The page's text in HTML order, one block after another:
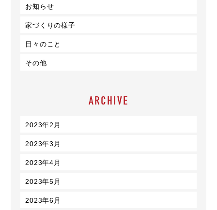
お知らせ
家づくりの様子
日々のこと
その他
ARCHIVE
2023年2月
2023年3月
2023年4月
2023年5月
2023年6月